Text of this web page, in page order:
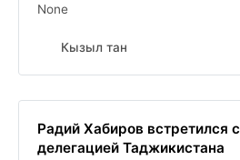
None
Кызыл тан
Радий Хабиров встретился с
делегацией Таджикистана